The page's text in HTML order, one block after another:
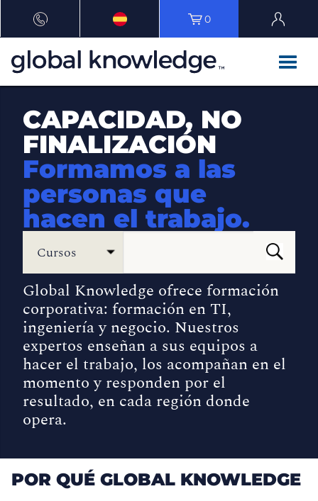
0
CAPACIDAD, NO
FINALIZACIÓN
Formamos a las
personas que
hacen el trabajo.
Cursos
Global Knowledge ofrece formación
corporativa: formación en TI,
ingeniería y negocio. Nuestros
expertos enseñan a sus equipos a
hacer el trabajo, los acompañan en el
momento y responden por el
resultado, en cada región donde
opera.
POR QUÉ GLOBAL KNOWLEDGE